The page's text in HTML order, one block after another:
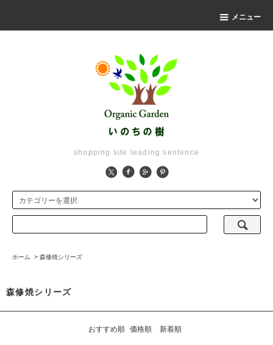
メニュー
shopping site leading sentence
ホーム > 森修焼シリーズ
森修焼シリーズ
おすすめ順 価格順 新着順